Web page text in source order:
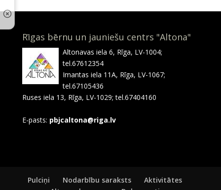
Rīgas bērnu un jauniešu centrs "Altona"
Altonavas iela 6, Rīga, LV-1004;
tel.67612354
Imantas iela 11A, Rīga, LV-1067;
tel.67105436
Ruses iela 13, Rīga, LV-1029; tel.67404160
E-pasts: pbjcaltona@riga.lv
Pulciņi Nodarbību saraksts
Aktivitātes